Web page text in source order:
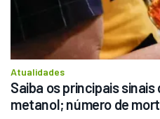
Atualidades
Saiba os principais
metanol; número de